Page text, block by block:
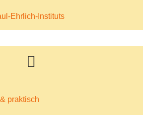
Ehrlich-Instituts
praktisch